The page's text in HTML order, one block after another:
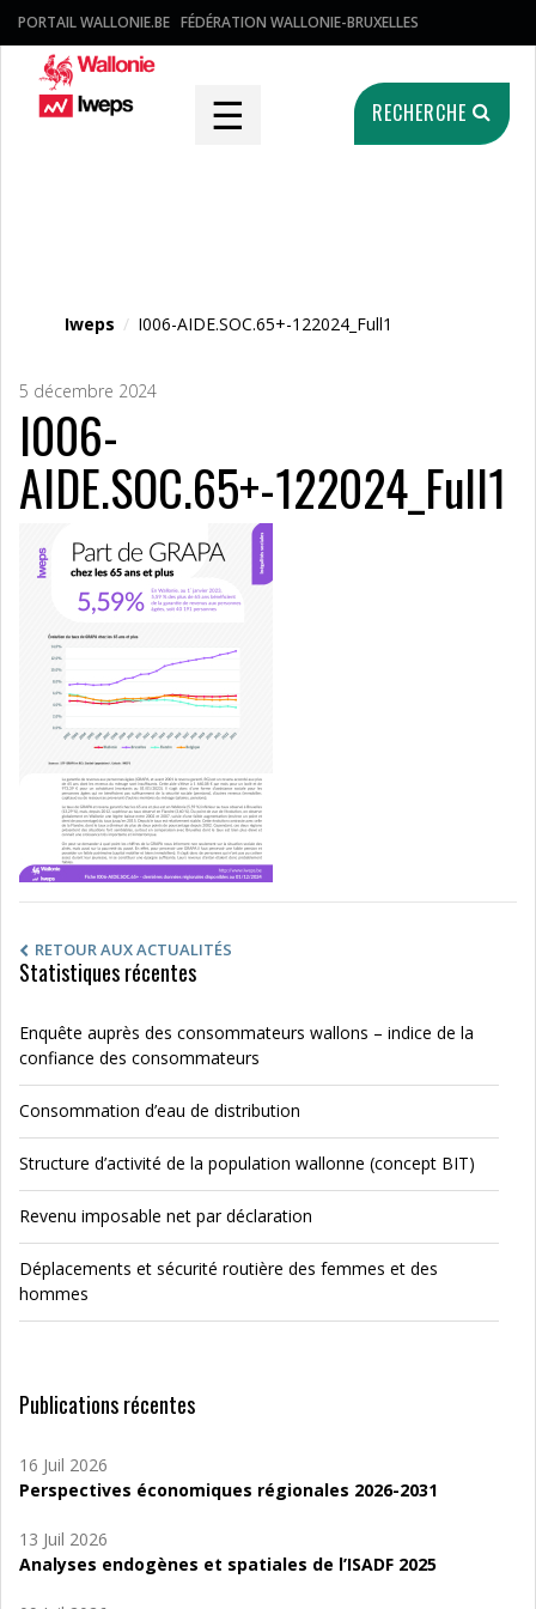
PORTAIL WALLONIE.BE FÉDÉRATION WALLONIE-BRUXELLES
☰ RECHERCHE
Iweps / I006-AIDE.SOC.65+-122024_Full1
5 décembre 2024
I006-
AIDE.SOC.65+-122024_Full1
RETOUR AUX ACTUALITÉS
Statistiques récentes
Enquête auprès des consommateurs wallons – indice de la
confiance des consommateurs
Consommation d’eau de distribution
Structure d’activité de la population wallonne (concept BIT)
Revenu imposable net par déclaration
Déplacements et sécurité routière des femmes et des
hommes
Publications récentes
16 Juil 2026
Perspectives économiques régionales 2026-2031
13 Juil 2026
Analyses endogènes et spatiales de l’ISADF 2025